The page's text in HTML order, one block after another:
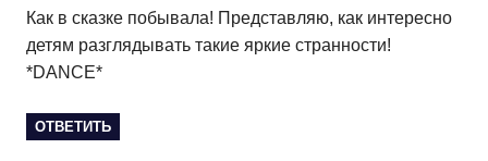
Как в сказке побывала! Представляю, как интересно
детям разглядывать такие яркие странности!
*DANCE*
ОТВЕТИТЬ